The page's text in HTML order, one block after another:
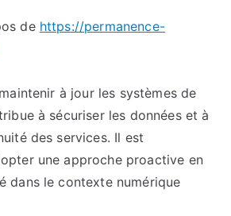
de https://permanence-
à jour les systèmes de
à sécuriser les données et à
des services. Il est
une approche proactive en
dans le contexte numérique